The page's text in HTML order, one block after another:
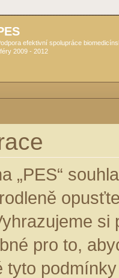
efektivní spolupráce
2009 - 2012
„PES“
pro to,
tyto